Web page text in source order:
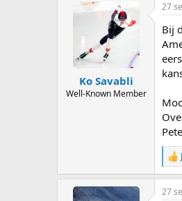
r
d
a
u
m
Ko Savabli
Well-Known Member
27
Bij
R
e
a
c
27